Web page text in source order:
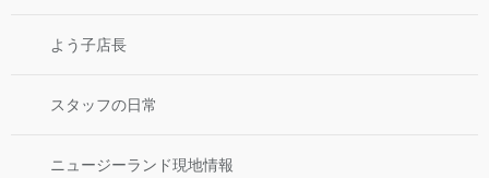
よう子店長
スタッフの日常
ニュージーランド現地情報